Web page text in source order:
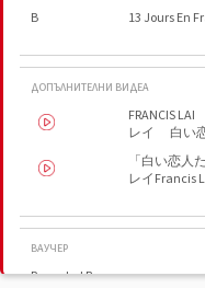
B
13 Jours En
ДОПЪЛНИТЕЛНИ ВИДЕА
FRANCIS
レイ 白い
「白い恋人
レイFrancis
ВАУЧЕР
Recorded By